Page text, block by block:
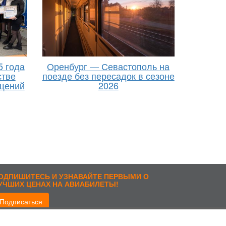
года Оренбург — Севастополь на
поезде без пересадок в сезоне
2026
И УЗНАВАЙТЕ ПЕРВЫМИ О
ЦЕНАХ НА АВИАБИЛЕТЫ!
Подписаться